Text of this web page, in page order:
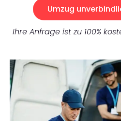
Umzug
Ihre Anfrage ist zu 100%